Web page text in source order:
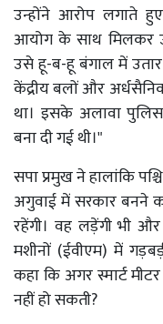
उन्होंने आरोप लगाते
आयोग के साथ मिलकर
उसे हू-ब-हू बंगाल में उतार
केंद्रीय बलों और
था। इसके अलावा
बना दी गई थी।"
सपा प्रमुख ने हालांकि
अगुवाई में सरकार बनने
रहेंगी। वह लड़ेंगी भी और
मशीनों (ईवीएम) में
कहा कि अगर स्मार्ट
नहीं हो सकती?